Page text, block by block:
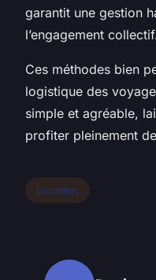
garantit une gestion
l’engagement
Ces méthodes bien
logistique des
simple et agréable,
profiter pleinement
Location